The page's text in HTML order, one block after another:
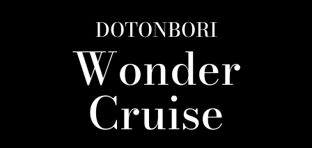
DOTONBORI
Wonder
Cruise